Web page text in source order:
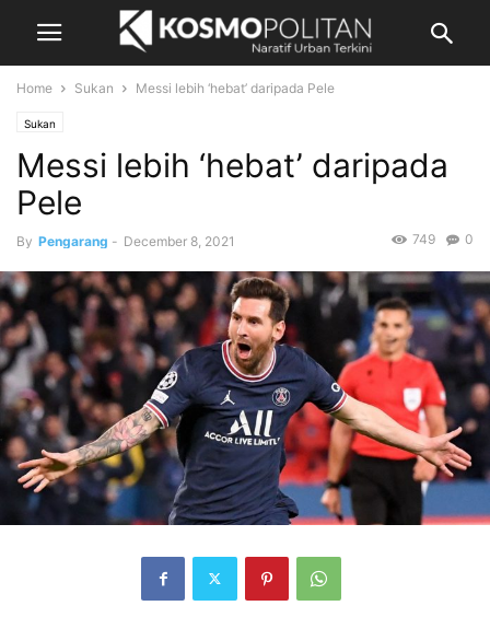
Home Sukan Messi lebih ‘hebat’ daripada Pele
Sukan
Messi lebih ‘hebat’ daripada
Pele
By Pengarang - December 8, 2021 0
749